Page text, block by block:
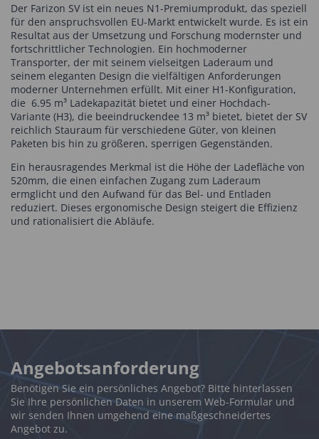
Der Farizon SV ist ein neues N1-Premiumprodukt, das speziell
für den anspruchsvollen EU-Markt entwickelt wurde. Es ist ein
Resultat aus der Umsetzung und Forschung modernster und
fortschrittlicher Technologien. Ein hochmoderner
Transporter, der mit seinem vielseitgen Laderaum und
seinem eleganten Design die vielfältigen Anforderungen
moderner Unternehmen erfüllt. Mit einer H1-Konfiguration,
die 6.95 m³ Ladekapazität bietet und einer Hochdach-
Variante (H3), die beeindruckendee 13 m³ bietet, bietet der SV
reichlich Stauraum für verschiedene Güter, von kleinen
Paketen bis hin zu größeren, sperrigen Gegenständen.
Ein herausragendes Merkmal ist die Höhe der Ladefläche von
520mm, die einen einfachen Zugang zum Laderaum
ermglicht und den Aufwand für das Bel- und Entladen
reduziert. Dieses ergonomische Design steigert die Effizienz
und rationalisiert die Abläufe.
Angebotsanforderung
Benötigen Sie ein persönliches Angebot? Bitte hinterlassen
Sie Ihre persönlichen Daten in unserem Web-Formular und
wir senden Ihnen umgehend eine maßgeschneidertes
Angebot zu.